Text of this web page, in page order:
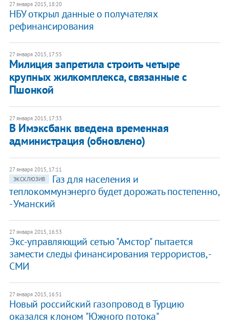
27 января 2015, 18:20
НБУ открыл данные о получателях
рефинансирования
27 января 2015, 17:55
Милиция запретила строить четыре
крупных жилкомплекса, связанные с
Пшонкой
27 января 2015, 17:33
В Имэксбанк введена временная
администрация (обновлено)
27 января 2015, 17:11
ЭКСКЛЮЗИВ
Газ для населения и
теплокоммунэнерго будет дорожать постепенно,
- Уманский
27 января 2015, 16:53
Экс-управляющий сетью "Амстор" пытается
замести следы финансирования террористов, -
СМИ
27 января 2015, 16:51
Новый российский газопровод в Турцию
оказался клоном "Южного потока"